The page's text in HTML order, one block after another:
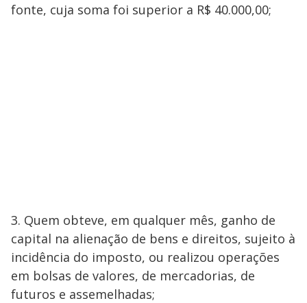
fonte, cuja soma foi superior a R$ 40.000,00;
3. Quem obteve, em qualquer mês, ganho de
capital na alienação de bens e direitos, sujeito à
incidência do imposto, ou realizou operações
em bolsas de valores, de mercadorias, de
futuros e assemelhadas;